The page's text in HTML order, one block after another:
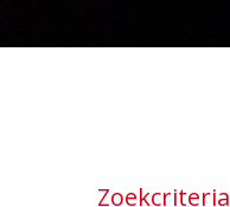
Zoekcriteria